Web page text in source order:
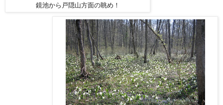
鏡池から戸隠山方面の眺め！